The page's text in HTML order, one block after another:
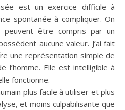
est un exercice difficile à
spontanée à compliquer. On
être compris par un
aucune valeur. J’ai fait
une représentation simple de
l’homme. Elle est intelligible à
fonctionne.
plus facile à utiliser et plus
et moins culpabilisante que